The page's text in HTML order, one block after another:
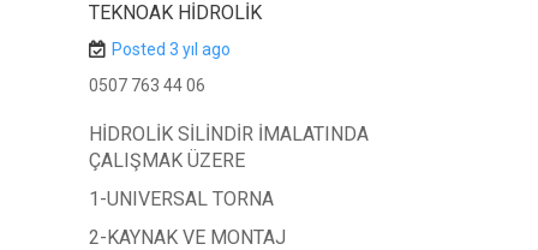
TEKNOAK HİDROLİK
Posted 3 yıl ago
0507 763 44 06
HİDROLİK SİLİNDİR İMALATINDA
ÇALIŞMAK ÜZERE
1-UNIVERSAL TORNA
2-KAYNAK VE MONTAJ